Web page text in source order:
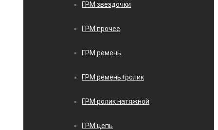
ГРМ звездочки
ГРМ прочее
ГРМ ремень
ГРМ ремень+ролик
ГРМ ролик натяжной
ГРМ цепь